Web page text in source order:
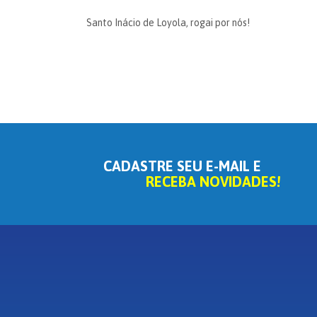
Santo Inácio de Loyola, rogai por nós!
CADASTRE SEU E-MAIL E
RECEBA NOVIDADES!